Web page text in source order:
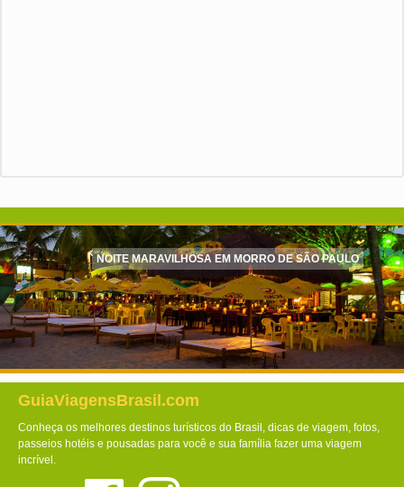
NOITE MARAVILHOSA EM MORRO DE SÃO PAULO
GuiaViagensBrasil.com
Conheça os melhores destinos turísticos do Brasil, dicas de viagem, fotos,
passeios hotéis e pousadas para você e sua família fazer uma viagem
incrível.